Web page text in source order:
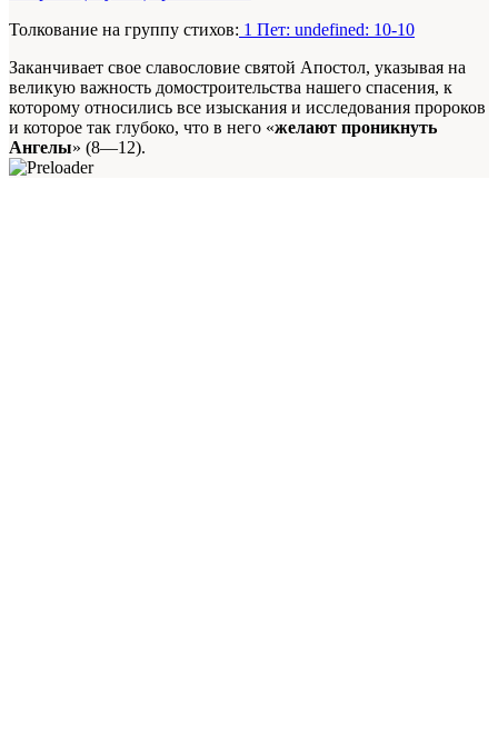
Толкование на группу стихов: 1 Пет: undefined: 10-10
Заканчивает свое славословие святой Апостол, указывая на
великую важность домостроительства нашего спасения, к
которому относились все изыскания и исследования пророков
и которое так глубоко, что в него «желают проникнуть
Ангелы» (8—12).